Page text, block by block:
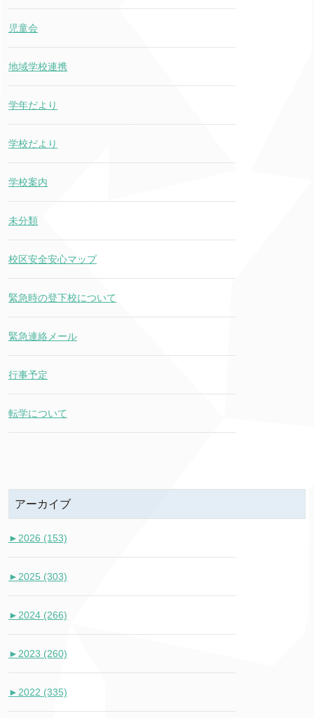
児童会
地域学校連携
学年だより
学校だより
学校案内
未分類
校区安全安心マップ
緊急時の登下校について
緊急連絡メール
行事予定
転学について
アーカイブ
► 2026 (153)
► 2025 (303)
► 2024 (266)
► 2023 (260)
► 2022 (335)